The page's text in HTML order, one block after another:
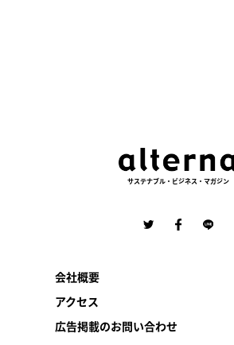
サステナブル・ビジネス・マガジン
会社概要
アクセス
広告掲載のお問い合わせ